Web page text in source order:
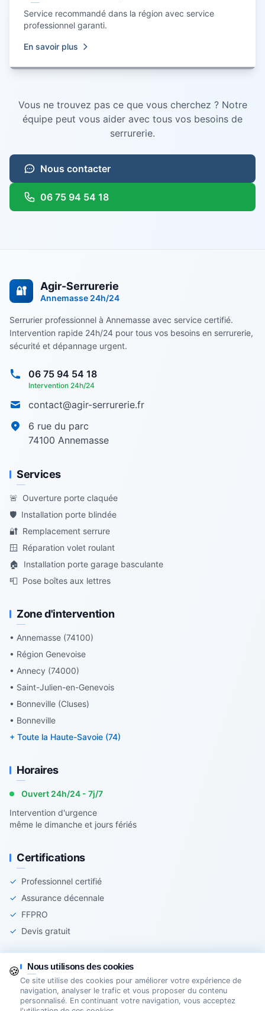
Service recommandé dans la région avec service
professionnel garanti.
En savoir plus
Vous ne trouvez pas ce que vous cherchez ? Notre
équipe peut vous aider avec tous vos besoins de
serrurerie.
Nous contacter
06 75 94 54 18
🔐 Agir-Serrurerie
Annemasse 24h/24
Serrurier professionnel à Annemasse avec service certifié.
Intervention rapide 24h/24 pour tous vos besoins en serrurerie,
sécurité et dépannage urgent.
06 75 94 54 18
Intervention 24h/24
contact@agir-serrurerie.fr
6 rue du parc
74100 Annemasse
Services
🚨 Ouverture porte claquée
🛡️ Installation porte blindée
🔐 Remplacement serrure
🪟 Réparation volet roulant
🏠
Installation porte garage basculante
📮 Pose boîtes aux lettres
Zone d'intervention
• Annemasse (74100)
• Région Genevoise
• Annecy (74000)
• Saint-Julien-en-Genevois
• Bonneville (Cluses)
• Bonneville
+ Toute la Haute-Savoie (74)
Horaires
Ouvert 24h/24 - 7j/7
Intervention d'urgence
même le dimanche et jours fériés
Certifications
✓ Professionnel certifié
✓ Assurance décennale
✓ FFPRO
✓ Devis gratuit
© 2025 Agir-Serrurerie - Tous droits réservés
Mentions légalesCookiesCréation Site Internet Domoveillance
🍪 Nous utilisons des cookies
Ce site utilise des cookies pour améliorer votre expérience de
navigation, analyser le trafic et vous proposer du contenu
personnalisé. En continuant votre navigation, vous acceptez